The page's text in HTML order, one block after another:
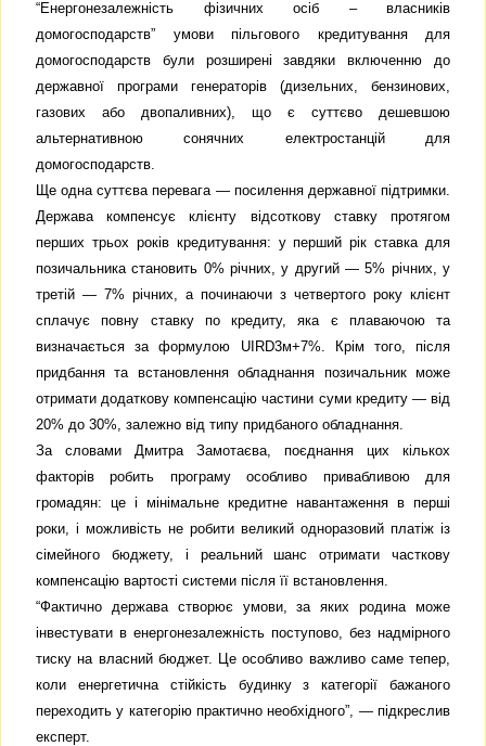
“Енергонезалежність фізичних осіб – власників
домогосподарств” умови пільгового кредитування для
домогосподарств були розширені завдяки включенню до
державної програми генераторів (дизельних, бензинових,
газових або двопаливних), що є суттєво дешевшою
альтернативною сонячних електростанцій для
домогосподарств.
Ще одна суттєва перевага — посилення державної підтримки.
Держава компенсує клієнту відсоткову ставку протягом
перших трьох років кредитування: у перший рік ставка для
позичальника становить 0% річних, у другий — 5% річних, у
третій — 7% річних, а починаючи з четвертого року клієнт
сплачує повну ставку по кредиту, яка є плаваючою та
визначається за формулою UIRD3м+7%. Крім того, після
придбання та встановлення обладнання позичальник може
отримати додаткову компенсацію частини суми кредиту — від
20% до 30%, залежно від типу придбаного обладнання.
За словами Дмитра Замотаєва, поєднання цих кількох
факторів робить програму особливо привабливою для
громадян: це і мінімальне кредитне навантаження в перші
роки, і можливість не робити великий одноразовий платіж із
сімейного бюджету, і реальний шанс отримати часткову
компенсацію вартості системи після її встановлення.
“Фактично держава створює умови, за яких родина може
інвестувати в енергонезалежність поступово, без надмірного
тиску на власний бюджет. Це особливо важливо саме тепер,
коли енергетична стійкість будинку з категорії бажаного
переходить у категорію практично необхідного”, — підкреслив
експерт.